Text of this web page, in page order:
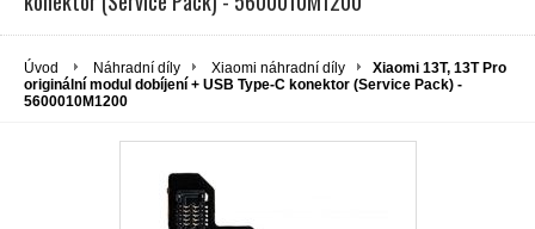
Úvod Náhradní díly Xiaomi náhradní díly
Xiaomi 13T, 13T Pro
originální modul dobíjení + USB Type-C konektor (Service Pack) -
5600010M1200